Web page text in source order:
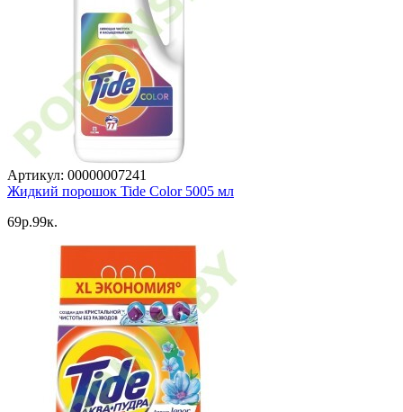
Артикул: 00000007241
Жидкий порошок Tide Color 5005 мл
69p.99к.